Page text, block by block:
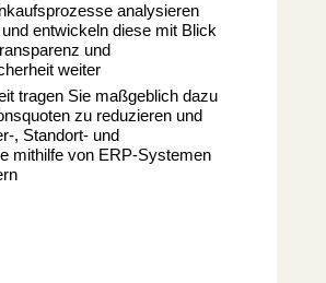
analysieren
entwickeln diese mit Blick
und
weiter
tragen Sie maßgeblich dazu
zu reduzieren und
, Standort- und
mithilfe von ERP-Systemen